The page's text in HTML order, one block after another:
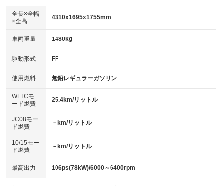
：装備なし
パワーウィンドウ
アイドリングストップ
：装備なし
USB入力端子
：装備あり
100V電源
：装備なし
センターデフロック
：装備なし
電動格納ミラー
：装備あり
：装備あり
革シート
キーレス
HID(キセノンライト)
：装備なし
バックカメラ
：装備あり
エアロ
：装備なし
：装備なし
パワーシート
ベンチシート
：装備なし
チップアップシート
：装備あり ：装備なし
全長×全幅
×全高
4310x1695x1755mm
車両重量 1480kg
駆動形式 FF
使用燃料 無鉛レギュラーガソリン
WLTCモ
ード燃費
25.4km/リットル
JC08モー
ド燃費
－km/リットル
10/15モー
ド燃費
－km/リットル
最高出力 106ps(78kW)/6000～6400rpm